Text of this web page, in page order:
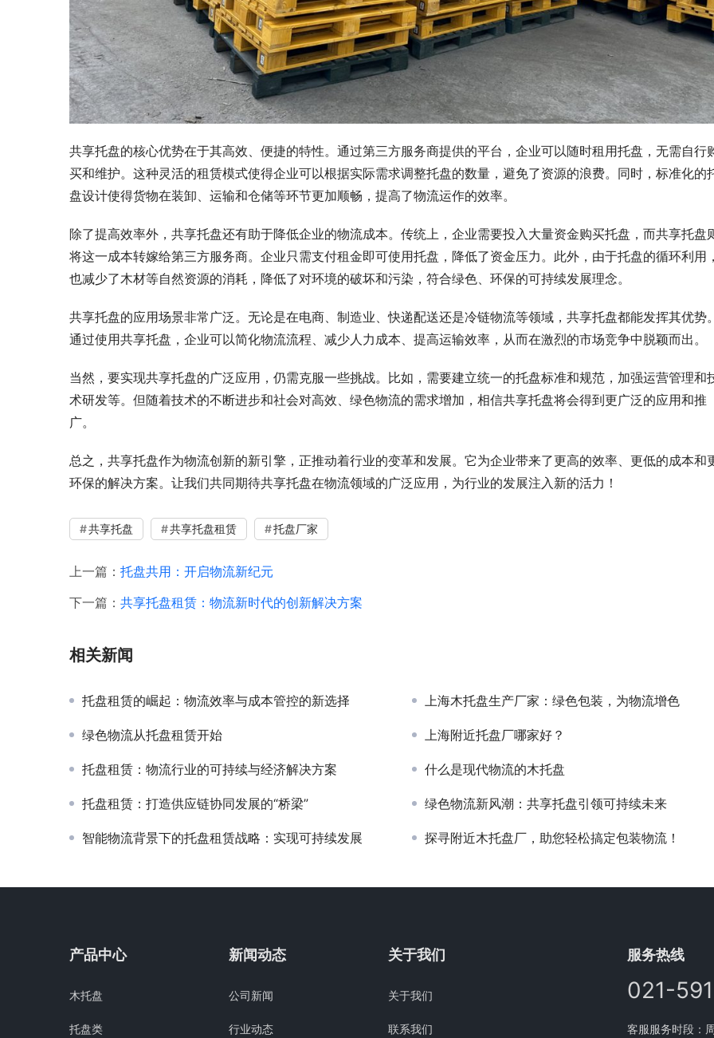
共享托盘的核心优势在于其高效、便捷的特性。通过第三方服务商提供的平台，企业可以随时租用托盘，无需自行
买和维护。这种灵活的租赁模式使得企业可以根据实际需求调整托盘的数量，避免了资源的浪费。同时，标准化的
盘设计使得货物在装卸、运输和仓储等环节更加顺畅，提高了物流运作的效率。
除了提高效率外，共享托盘还有助于降低企业的物流成本。传统上，企业需要投入大量资金购买托盘，而共享托盘
将这一成本转嫁给第三方服务商。企业只需支付租金即可使用托盘，降低了资金压力。此外，由于托盘的循环利用
也减少了木材等自然资源的消耗，降低了对环境的破坏和污染，符合绿色、环保的可持续发展理念。
共享托盘的应用场景非常广泛。无论是在电商、制造业、快递配送还是冷链物流等领域，共享托盘都能发挥其优势
通过使用共享托盘，企业可以简化物流流程、减少人力成本、提高运输效率，从而在激烈的市场竞争中脱颖而出。
当然，要实现共享托盘的广泛应用，仍需克服一些挑战。比如，需要建立统一的托盘标准和规范，加强运营管理和
术研发等。但随着技术的不断进步和社会对高效、绿色物流的需求增加，相信共享托盘将会得到更广泛的应用和推
广。
总之，共享托盘作为物流创新的新引擎，正推动着行业的变革和发展。它为企业带来了更高的效率、更低的成本和
环保的解决方案。让我们共同期待共享托盘在物流领域的广泛应用，为行业的发展注入新的活力！
共享托盘 共享托盘租赁 托盘厂家
上一篇： 托盘共用：开启物流新纪元
下一篇： 共享托盘租赁：物流新时代的创新解决方案
相关新闻
托盘租赁的崛起：物流效率与成本管控的新选择 上海木托盘生产厂家：绿色包装，为物流增色
绿色物流从托盘租赁开始 上海附近托盘厂哪家好？
托盘租赁：物流行业的可持续与经济解决方案 什么是现代物流的木托盘
托盘租赁：打造供应链协同发展的“桥梁” 绿色物流新风潮：共享托盘引领可持续未来
智能物流背景下的托盘租赁战略：实现可持续发展 探寻附近木托盘厂，助您轻松搞定包装物流！
产品中心
木托盘
托盘类
新闻动态
公司新闻
行业动态
关于我们
关于我们
联系我们
服务热线
021-
客服服务时段：